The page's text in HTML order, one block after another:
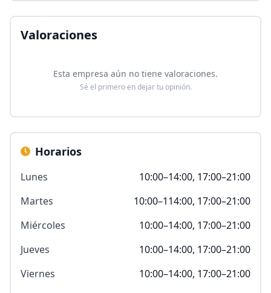
Valoraciones
Esta empresa aún no tiene valoraciones.
Sé el primero en dejar tu opinión.
Horarios
Lunes
10:00–14:00, 17:00–21:00
Martes
10:00–114:00, 17:00–21:00
Miércoles
10:00–14:00, 17:00–21:00
Jueves
10:00–14:00, 17:00–21:00
Viernes
10:00–14:00, 17:00–21:00